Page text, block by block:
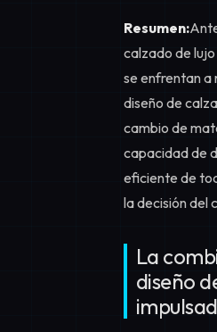
Resumen:
calzado de
se enfrentan a
diseño de
cambio de
capacidad de
eficiente de
la decisión del
La
diseño